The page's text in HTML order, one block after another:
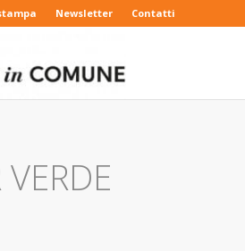
Newsletter Contatti